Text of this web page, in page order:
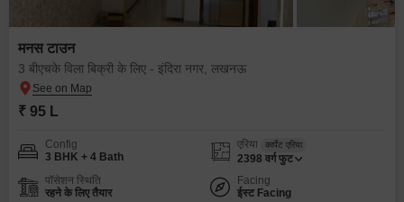
मनस टाउन
3 बीएचके विला बिक्री के लिए - इंदिरा नगर, लखनऊ
₹ 95 L
Config
3 BHK + 4 Bath
एरिया कार्पेट एरिया
2398 वर्ग फुट
पॉसेशन स्थिति
रहने के लिए तैयार
Facing
ईस्ट Facing